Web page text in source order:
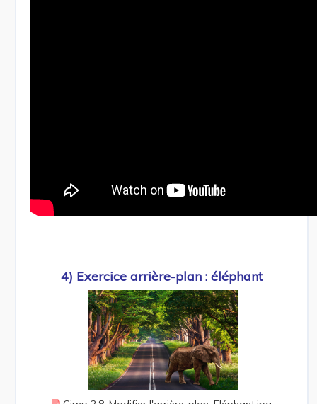
4) Exercice arrière-plan : éléphant